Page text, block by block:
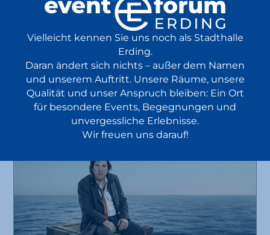
Da Huawa und I
„ghupft wia gsprunga“
Konzert Kabarett
12.11.
2026
20:00 Uhr ab 28 €
Vielleicht kennen Sie uns noch als Stadthalle
Erding.
Daran ändert sich nichts – außer dem Namen
und unserem Auftritt. Unsere Räume, unsere
Qualität und unser Anspruch bleiben: Ein Ort
für besondere Events, Begegnungen und
unvergessliche Erlebnisse.
Wir freuen uns darauf!